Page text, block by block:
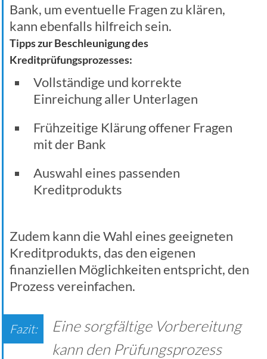
Bank, um eventuelle Fragen zu klären,
kann ebenfalls hilfreich sein.
Tipps zur Beschleunigung des
Kreditprüfungsprozesses:
Vollständige und korrekte
Einreichung aller Unterlagen
Frühzeitige Klärung offener Fragen
mit der Bank
Auswahl eines passenden
Kreditprodukts
Zudem kann die Wahl eines geeigneten
Kreditprodukts, das den eigenen
finanziellen Möglichkeiten entspricht, den
Prozess vereinfachen.
Eine sorgfältige Vorbereitung
kann den Prüfungsprozess